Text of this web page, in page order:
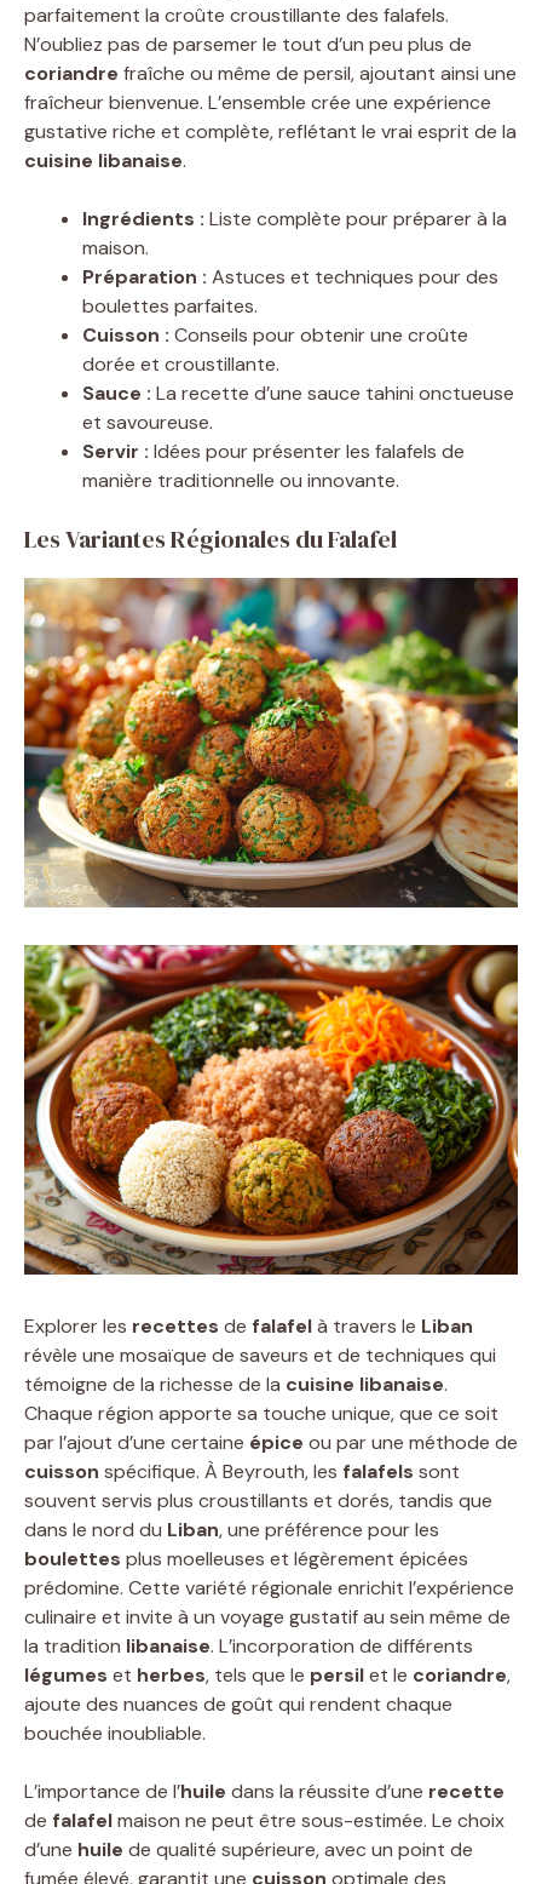
parfaitement la croûte croustillante des falafels.
N’oubliez pas de parsemer le tout d’un peu plus de
coriandre fraîche ou même de persil, ajoutant ainsi une
fraîcheur bienvenue. L’ensemble crée une expérience
gustative riche et complète, reflétant le vrai esprit de la
cuisine libanaise.
Ingrédients : Liste complète pour préparer à la
maison.
Préparation : Astuces et techniques pour des
boulettes parfaites.
Cuisson : Conseils pour obtenir une croûte
dorée et croustillante.
Sauce : La recette d’une sauce tahini onctueuse
et savoureuse.
Servir : Idées pour présenter les falafels de
manière traditionnelle ou innovante.
Les Variantes Régionales du Falafel
Explorer les recettes de falafelà travers le Liban
révèle une mosaïque de saveurs et de techniques qui
témoigne de la richesse de la cuisine libanaise.
Chaque région apporte sa touche unique, que ce soit
par l’ajout d’une certaine épice ou par une méthode de
cuisson spécifique. À Beyrouth, les falafels sont
souvent servis plus croustillants et dorés, tandis que
dans le nord du Liban, une préférence pour les
boulettes plus moelleuses et légèrement épicées
prédomine. Cette variété régionale enrichit l’expérience
culinaire et invite à un voyage gustatif au sein même de
la tradition libanaise. L’incorporation de différents
légumes et herbes, tels que le persilet le coriandre,
ajoute des nuances de goût qui rendent chaque
bouchée inoubliable.
L’importance de l’huile dans la réussite d’une recette
de falafelmaison ne peut être sous-estimée. Le choix
d’une huile de qualité supérieure, avec un point de
fumée élevé, garantit une cuisson optimale des